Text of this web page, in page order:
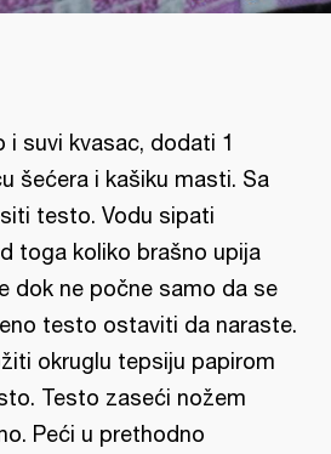
i suvi kvasac, dodati 1
šećera i kašiku masti. Sa
testo. Vodu sipati
toga koliko brašno upija
dok ne počne samo da se
testo ostaviti da naraste.
okruglu tepsiju papirom
Testo zaseći nožem
Peći u prethodno